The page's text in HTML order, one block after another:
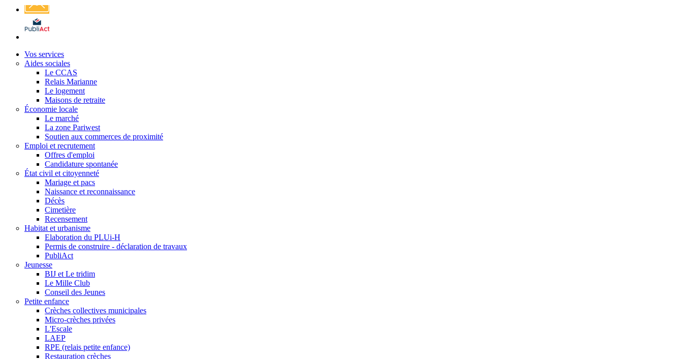
Affichage
légal
Vos services
Aides sociales
Le CCAS
Relais Marianne
Le logement
Maisons de retraite
Économie locale
Le marché
La zone Pariwest
Soutien aux commerces de proximité
Emploi et recrutement
Offres d'emploi
Candidature spontanée
État civil et citoyenneté
Mariage et pacs
Naissance et reconnaissance
Décès
Cimetière
Recensement
Habitat et urbanisme
Elaboration du PLUi-H
Permis de construire - déclaration de travaux
PubliAct
Jeunesse
BIJ et Le tridim
Le Mille Club
Conseil des Jeunes
Petite enfance
Crèches collectives municipales
Micro-crèches privées
L'Escale
LAEP
RPE (relais petite enfance)
Restauration crèches